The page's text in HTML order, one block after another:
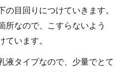
の目回りにつけていきます。
所なので、こすらないよう
ています。
液タイプなので、少量でとて